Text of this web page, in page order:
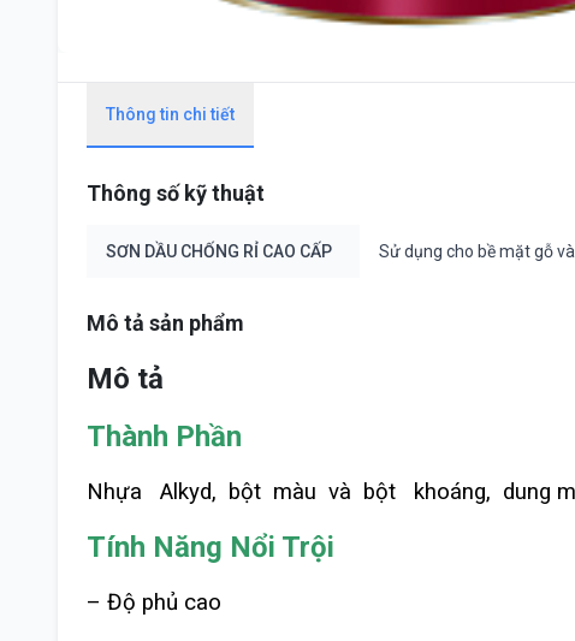
Thông tin chi tiết
Thông số kỹ thuật
SƠN DẦU CHỐNG RỈ CAO CẤP Sử dụng cho bề mặt gỗ
Mô tả sản phẩm
Mô tả
Thành Phần
Nhựa Alkyd, bột màu và bột khoáng, dung
Tính Năng Nổi Trội
– Độ phủ cao